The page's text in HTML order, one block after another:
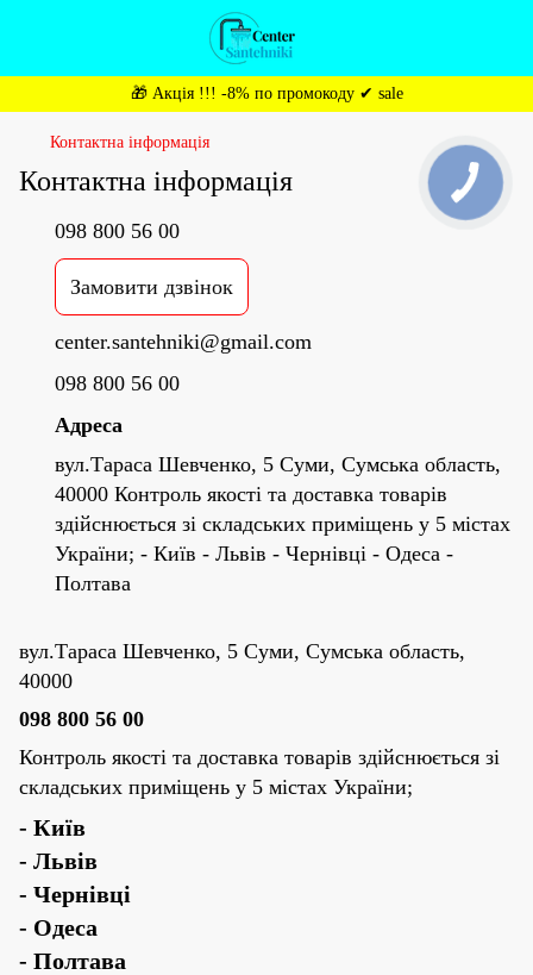
🎁 Акція !!! -8% по промокоду ✔ sale
Контактна інформація
Контактна інформація
098 800 56 00
Замовити дзвінок
center.santehniki@gmail.com
098 800 56 00
Адреса
вул.Тараса Шевченко, 5 Суми, Сумська область,
40000 Контроль якості та доставка товарів
здійснюється зі складських приміщень у 5 містах
України; - Київ - Львів - Чернівці - Одеса -
Полтава
вул.Тараса Шевченко, 5 Суми, Сумська область,
40000
098 800 56 00
Контроль якості та доставка товарів здійснюється зі
складських приміщень у 5 містах України;
- Київ
- Львів
- Чернівці
- Одеса
- Полтава